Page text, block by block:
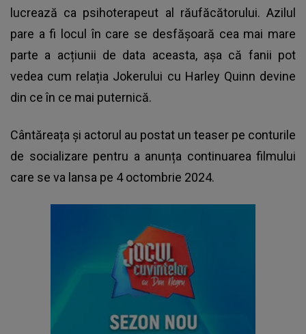
lucrează ca psihoterapeut al răufăcătorului. Azilul
pare a fi locul în care se desfășoară cea mai mare
parte a acțiunii de data aceasta, așa că fanii pot
vedea cum relația Jokerului cu Harley Quinn devine
din ce în ce mai puternică.
Cântăreața și actorul au postat un teaser pe conturile
de socializare pentru a anunța continuarea filmului
care se va lansa pe 4 octombrie 2024.